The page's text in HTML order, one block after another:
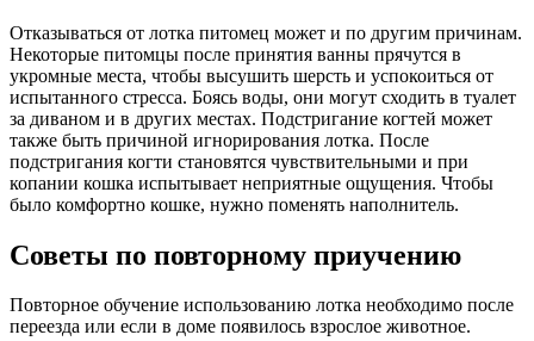
Отказываться от лотка питомец может и по другим причинам.
Некоторые питомцы после принятия ванны прячутся в
укромные места, чтобы высушить шерсть и успокоиться от
испытанного стресса. Боясь воды, они могут сходить в туалет
за диваном и в других местах. Подстригание когтей может
также быть причиной игнорирования лотка. После
подстригания когти становятся чувствительными и при
копании кошка испытывает неприятные ощущения. Чтобы
было комфортно кошке, нужно поменять наполнитель.
Советы по повторному приучению
Повторное обучение использованию лотка необходимо после
переезда или если в доме появилось взрослое животное.